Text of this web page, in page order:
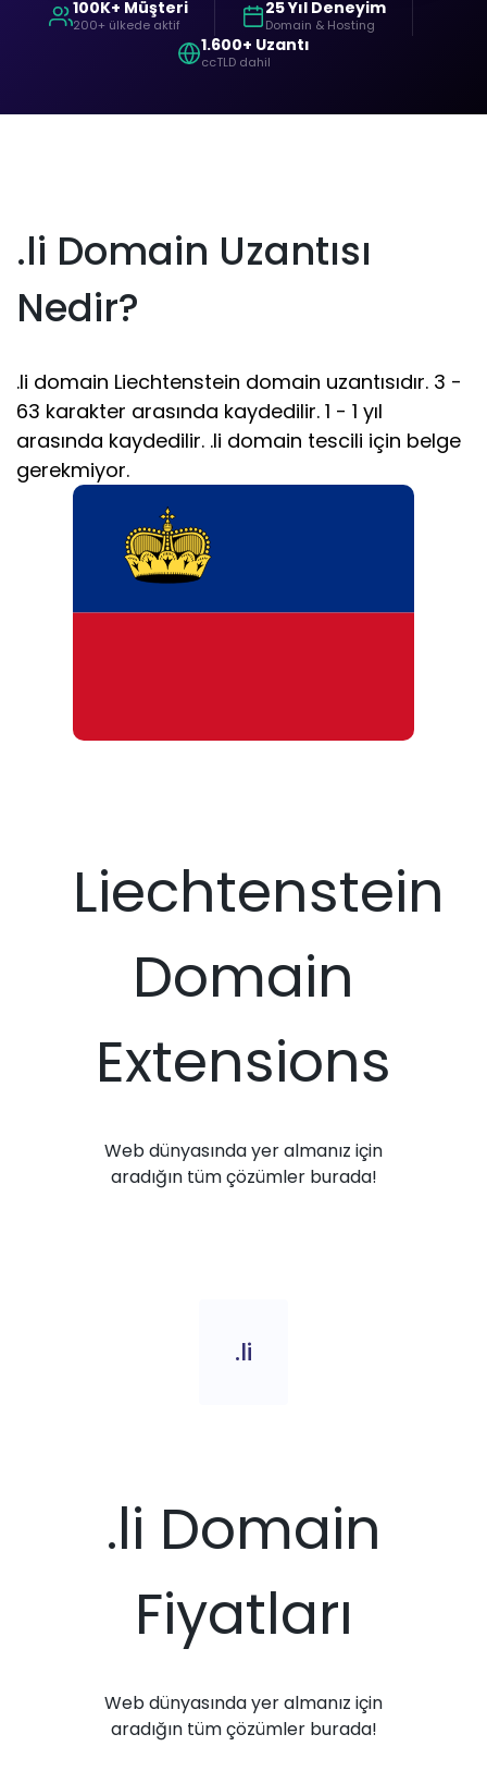
100K+ Müşteri
200+ ülkede aktif
25 Yıl Deneyim
Domain & Hosting
1.600+ Uzantı
ccTLD dahil
.li Domain Uzantısı
Nedir?
.li domain Liechtenstein domain uzantısıdır. 3 -
63 karakter arasında kaydedilir. 1 - 1 yıl
arasında kaydedilir. .li domain tescili için belge
gerekmiyor.
Liechtenstein
Domain
Extensions
Web dünyasında yer almanız için
aradığın tüm çözümler burada!
.li
.li Domain
Fiyatları
Web dünyasında yer almanız için
aradığın tüm çözümler burada!